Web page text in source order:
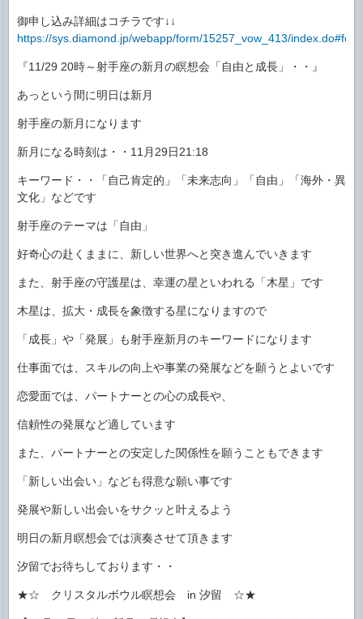
御申し込み詳細はコチラです↓↓
https://sys.diamond.jp/webapp/form/15257_vow_413/
『11/29 20時～射手座の新月の瞑想会「自由と成長」・・』
あっという間に明日は新月
射手座の新月になります
新月になる時刻は・・11月29日21:18
キーワード・・「自己肯定的」「未来志向」「自由」「海外・異
文化」などです
射手座のテーマは「自由」
好奇心の赴くままに、新しい世界へと突き進んでいきます
また、射手座の守護星は、幸運の星といわれる「木星」です
木星は、拡大・成長を象徴する星になりますので
「成長」や「発展」も射手座新月のキーワードになります
仕事面では、スキルの向上や事業の発展などを願うとよいです
恋愛面では、パートナーとの心の成長や、
信頼性の発展など適しています
また、パートナーとの安定した関係性を願うこともできます
「新しい出会い」なども得意な願い事です
発展や新しい出会いをサクッと叶えるよう
明日の新月瞑想会では演奏させて頂きます
汐留でお待ちしております・・
★☆ クリスタルボウル瞑想会 in 汐留 ☆★